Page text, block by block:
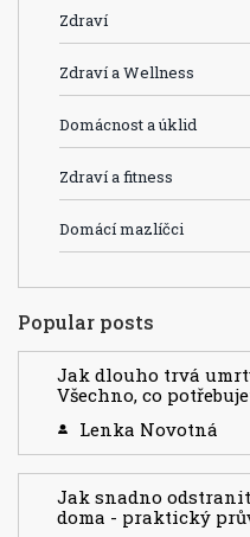
Zdraví
Zdraví a Wellness
Domácnost a úklid
Zdraví a fitness
Domácí mazlíčci
Popular posts
Jak dlouho trvá
Všechno, co
Lenka Novotná
Jak snadno
doma - praktický